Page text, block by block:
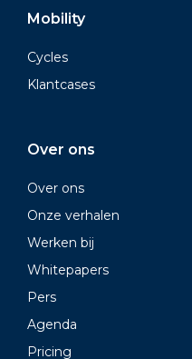
Mobility
Cycles
Klantcases
Over ons
Over ons
Onze verhalen
Werken bij
Whitepapers
Pers
Agenda
Pricing